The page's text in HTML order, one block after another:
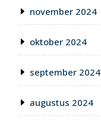
november 2024
oktober 2024
september 2024
augustus 2024